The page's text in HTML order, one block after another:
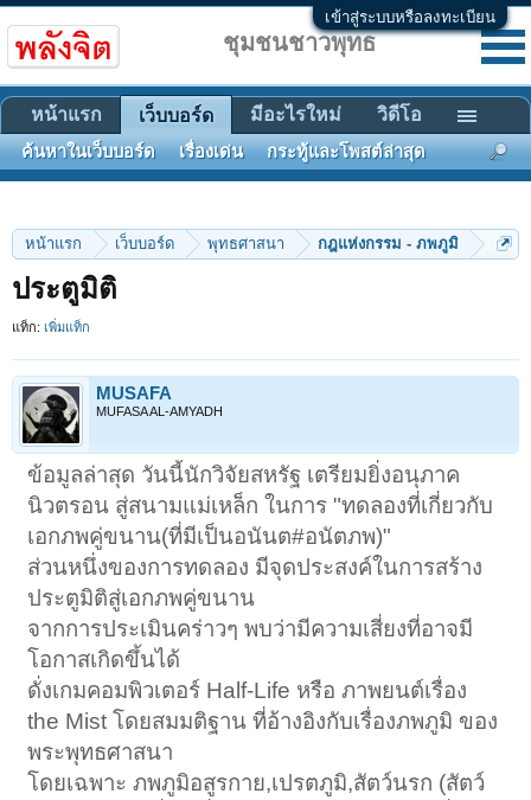
เข้าสู่ระบบหรือลงทะเบียน
หน้าแรก เว็บบอร์ด พุทธศาสนา กฎแห่งกรรม - ภพภูมิ
ประตูมิติ
แท็ก: เพิ่มแท็ก
MUSAFA
MUFASA AL-AMYADH
ข้อมูลล่าสุด วันนี้นักวิจัยสหรัฐ เตรียมยิ่งอนุภาค
นิวตรอน สู่สนามแม่เหล็ก ในการ "ทดลองที่เกี่ยวกับ
เอกภพคู่ขนาน(ที่มีเป็นอนันต#อนัตภพ)"
ส่วนหนึ่งของการทดลอง มีจุดประสงค์ในการสร้าง
ประตูมิติสู่เอกภพคู่ขนาน
จากการประเมินคร่าวๆ พบว่ามีความเสี่ยงที่อาจมี
โอกาสเกิดขึ้นได้
ดั่งเกมคอมพิวเตอร์ Half-Life หรือ ภาพยนต์เรื่อง
the Mist โดยสมมติฐาน ที่อ้างอิงกับเรื่องภพภูมิ ของ
พระพุทธศาสนา
โดยเฉพาะ ภพภูมิอสูรกาย,เปรตภูมิ,สัตว์นรก (สัตว์
ชุมชนชาวพุทธ
หน้าแรก เว็บบอร์ด
ค้นหาในเว็บบอร์ด เรื่องเด่น กระทู้และโพสต์ล่าสุด
มีอะไรใหม่ วิดีโอ